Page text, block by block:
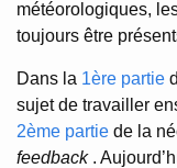
météorologiques,
toujours être
Dans la 1ère partie
sujet de travailler
2ème partie de la
feedback.